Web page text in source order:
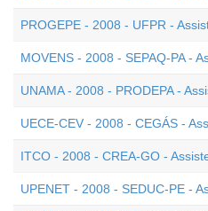
PROGEPE - 2008 - UFPR -
MOVENS - 2008 - SEPAQ-PA -
UNAMA - 2008 - PRODEPA -
UECE-CEV - 2008 - CEGÁS -
ITCO - 2008 - CREA-GO -
UPENET - 2008 - SEDUC-PE -